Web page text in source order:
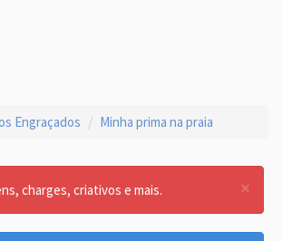
Engraçados Minha prima na praia
×
charges, criativos e mais.